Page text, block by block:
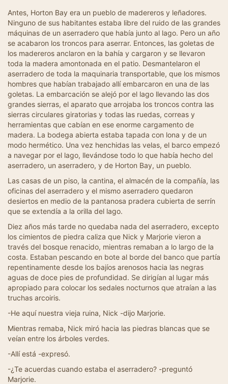
Antes, Horton Bay era un pueblo de madereros y leñadores.
Ninguno de sus habitantes estaba libre del ruido de las grandes
máquinas de un aserradero que había junto al lago. Pero un año
se acabaron los troncos para aserrar. Entonces, las goletas de
los madereros anclaron en la bahía y cargaron y se llevaron
toda la madera amontonada en el patio. Desmantelaron el
aserradero de toda la maquinaria transportable, que los mismos
hombres que habían trabajado allí embarcaron en una de las
goletas. La embarcación se alejó por el lago llevando las dos
grandes sierras, el aparato que arrojaba los troncos contra las
sierras circulares giratorias y todas las ruedas, correas y
herramientas que cabían en ese enorme cargamento de
madera. La bodega abierta estaba tapada con lona y de un
modo hermético. Una vez henchidas las velas, el barco empezó
a navegar por el lago, llevándose todo lo que había hecho del
aserradero, un aserradero, y de Horton Bay, un pueblo.
Las casas de un piso, la cantina, el almacén de la compañía, las
oficinas del aserradero y el mismo aserradero quedaron
desiertos en medio de la pantanosa pradera cubierta de serrín
que se extendía a la orilla del lago.
Diez años más tarde no quedaba nada del aserradero, excepto
los cimientos de piedra caliza que Nick y Marjorie vieron a
través del bosque renacido, mientras remaban a lo largo de la
costa. Estaban pescando en bote al borde del banco que partía
repentinamente desde los bajíos arenosos hacia las negras
aguas de doce pies de profundidad. Se dirigían al lugar más
apropiado para colocar los sedales nocturnos que atraían a las
truchas arcoiris.
-He aquí nuestra vieja ruina, Nick -dijo Marjorie.
Mientras remaba, Nick miró hacia las piedras blancas que se
veían entre los árboles verdes.
-Allí está -expresó.
-¿Te acuerdas cuando estaba el aserradero? -preguntó
Marjorie.